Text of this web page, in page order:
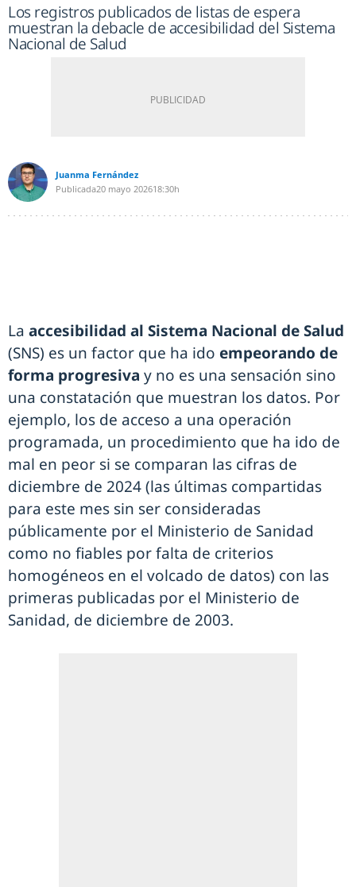
Los registros publicados de listas de espera
muestran la debacle de accesibilidad del Sistema
Nacional de Salud
Juanma Fernández
Publicada20 mayo 202618:30h
La accesibilidad al Sistema Nacional de Salud
(SNS) es un factor que ha ido empeorando de
forma progresiva y no es una sensación sino
una constatación que muestran los datos. Por
ejemplo, los de acceso a una operación
programada, un procedimiento que ha ido de
mal en peor si se comparan las cifras de
diciembre de 2024 (las últimas compartidas
para este mes sin ser consideradas
públicamente por el Ministerio de Sanidad
como no fiables por falta de criterios
homogéneos en el volcado de datos) con las
primeras publicadas por el Ministerio de
Sanidad, de diciembre de 2003.